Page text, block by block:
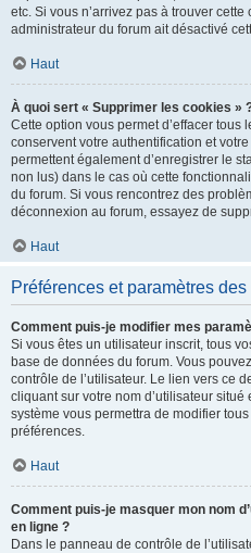
etc. Si vous n’arrivez pas à trouver
administrateur du forum ait désactivé
Haut
À quoi sert « Supprimer les cookies »
Cette option vous permet d’effacer
conservent votre authentification et
permettent également d’enregistrer le
non lus) dans le cas où cette
du forum. Si vous rencontrez des
déconnexion au forum, essayez de
Haut
Préférences et paramètres
Comment puis-je modifier mes
Si vous êtes un utilisateur inscrit, tous
base de données du forum. Vous
contrôle de l’utilisateur. Le lien vers ce
cliquant sur votre nom d’utilisateur
système vous permettra de modifier
préférences.
Haut
Comment puis-je masquer mon nom
en ligne ?
Dans le panneau de contrôle de